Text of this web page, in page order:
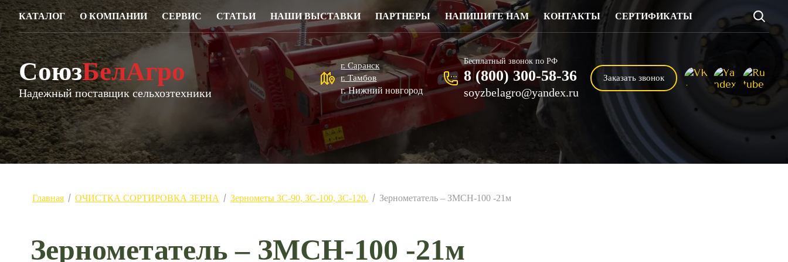
КАТАЛОГ О КОМПАНИИ СЕРВИС СТАТЬИ НАШИ ВЫСТАВКИ ПАРТНЕРЫ НАПИШИТЕ НАМ КОНТАКТЫ СЕРТИФИКАТЫ
СоюзБелАгро
Надежный поставщик сельхозтехники
г. Саранск
г. Тамбов
г. Нижний новгород
Бесплатный звонок по РФ
8 (800) 300-58-36
soyzbelagro@yandex.ru
Заказать звонок
Главная / ОЧИСТКА СОРТИРОВКА ЗЕРНА / Зернометы ЗС-90, ЗС-100, ЗС-120. / Зернометатель – ЗМСН-100 -21м
Зернометатель – ЗМСН-100 -21м